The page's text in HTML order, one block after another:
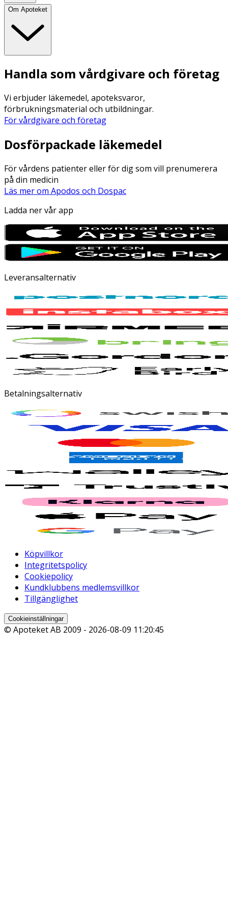
Om Apoteket
Handla som vårdgivare och företag
Vi erbjuder läkemedel, apoteksvaror,
förbrukningsmaterial och utbildningar.
För vårdgivare och företag
Dosförpackade läkemedel
För vårdens patienter eller för dig som vill prenumerera
på din medicin
Läs mer om Apodos och Dospac
Ladda ner vår app
Leveransalternativ
Betalningsalternativ
Köpvillkor
Integritetspolicy
Cookiepolicy
Kundklubbens medlemsvillkor
Tillgänglighet
Cookieinställningar
© Apoteket AB 2009 - 2026-08-09 11:20:45